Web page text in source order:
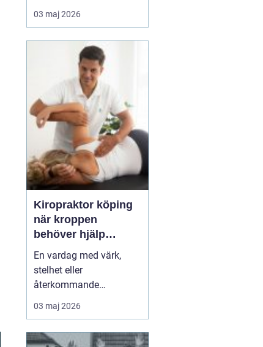
muskelvärk, stelhet och
ibland också ledbesvär.
ämnen som stimulerar
blodcirkulationen och
03 maj 2026
Kiropraktor köping
när kroppen
behöver hjälp
tillbaka
En vardag med värk,
stelhet eller
återkommande
huvudvärk tär på både
ork och humör. Många
besvär och tänker att det
03 maj 2026